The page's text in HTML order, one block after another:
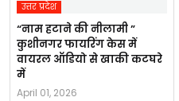
उत्तर प्रदेश
“नाम हटाने की नीलामी ”
कुशीनगर फायरिंग केस में
वायरल ऑडियो से खाकी कटघरे
में
April 01, 2026